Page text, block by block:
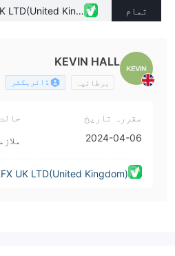
تمام
LTD(United King
KEVIN HALL
برطانیہ ڈائریکٹر
مقررہ تاریخ
2024-04-06
UK LTD(United Kingdom)